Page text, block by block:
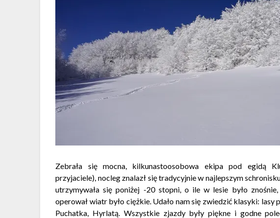
Zebrała się mocna, kilkunastoosobowa ekipa pod egidą
przyjaciele), nocleg znalazł się tradycyjnie w najlepszym
utrzymywała się poniżej -20 stopni, o ile w lesie było
operował wiatr było ciężkie. Udało nam się zwiedzić klasyki:
Puchatka, Hyrlatą. Wszystkie zjazdy były piękne i godne